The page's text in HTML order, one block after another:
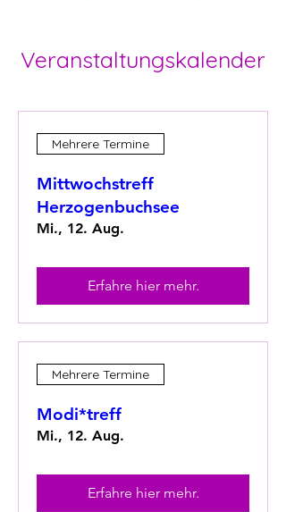
Veranstaltungskalender
Mehrere Termine
Mittwochstreff
Herzogenbuchsee
Mi., 12. Aug.
Erfahre hier mehr.
Mehrere Termine
Modi*treff
Mi., 12. Aug.
Erfahre hier mehr.